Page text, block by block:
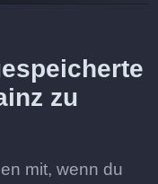
zu
mit, wenn du